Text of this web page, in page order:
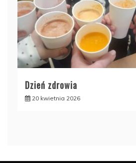
Dzień zdrowia
20 kwietnia 2026